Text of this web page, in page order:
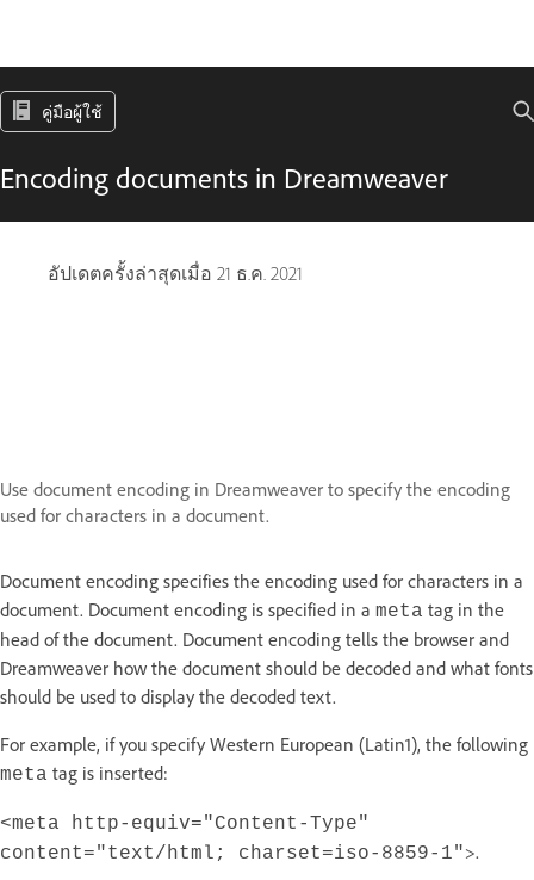
คู่มือผู้ใช้
Encoding documents in Dreamweaver
อัปเดตครั้งล่าสุดเมื่อ 21 ธ.ค. 2021
Use document encoding in Dreamweaver to specify the encoding
used for characters in a document.
Document encoding specifies the encoding used for characters in a
document. Document encoding is specified in a meta tag in the
head of the document. Document encoding tells the browser and
Dreamweaver how the document should be decoded and what fonts
should be used to display the decoded text.
For example, if you specify Western European (Latin1), the following
meta tag is inserted:
<meta http-equiv="Content-Type"
content="text/html; charset=iso-8859-1">.